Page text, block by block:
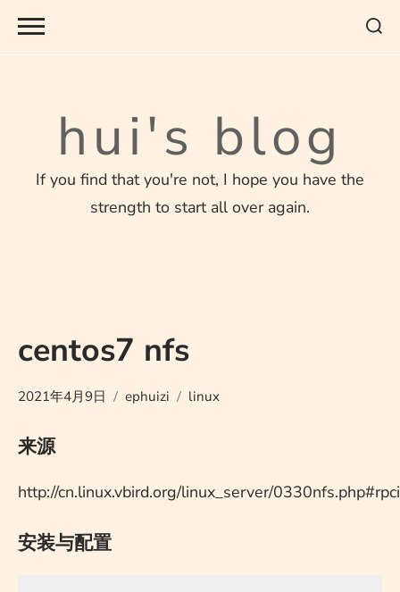
Skip
hui's blog
If you find that you're not, I hope you have the
strength to start all over again.
centos7 nfs
2021年4月9日 ephuizi linux
来源
http://cn.linux.vbird.org/linux_server/
安装与配置